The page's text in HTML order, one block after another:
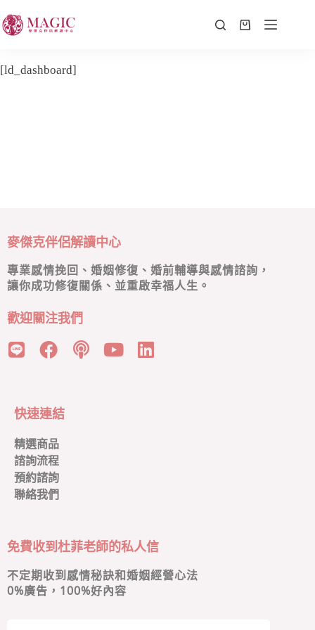
[ld_dashboard]
麥傑克伴侶解讀中心
專業感情挽回、婚姻修復、婚前輔導與感情諮詢，
讓你成功修復關係、並重啟幸福人生。
歡迎關注我們
快速連結
精選商品
諮詢流程
預約諮詢
聯絡我們
免費收到杜菲老師的私人信
不定期收到感情秘訣和婚姻經營心法
0%廣告，100%好內容